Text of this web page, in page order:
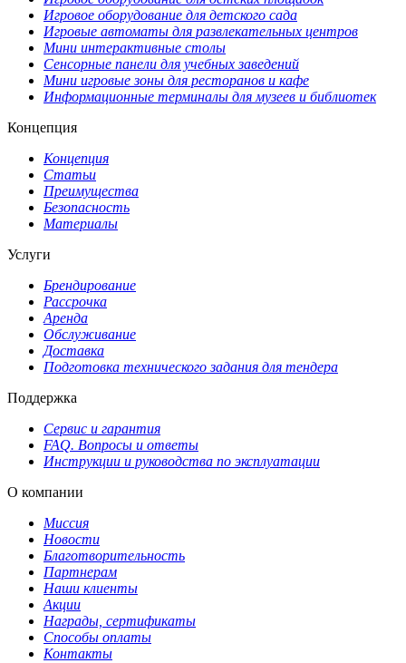
Игровое оборудование для детского сада
Игровые автоматы для развлекательных центров
Мини интерактивные столы
Сенсорные панели для учебных заведений
Мини игровые зоны для ресторанов и кафе
Информационные терминалы для музеев и библиотек
Концепция
Концепция
Статьи
Преимущества
Безопасность
Материалы
Услуги
Брендирование
Рассрочка
Аренда
Обслуживание
Доставка
Подготовка технического задания для тендера
Поддержка
Сервис и гарантия
FAQ. Вопросы и ответы
Инструкции и руководства по эксплуатации
О компании
Миссия
Новости
Благотворительность
Партнерам
Наши клиенты
Акции
Награды, сертификаты
Способы оплаты
Контакты